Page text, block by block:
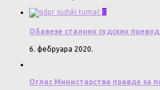
0
Обавезе сталних судских
6. фебруара 2020.
Оглас Министарства правде за